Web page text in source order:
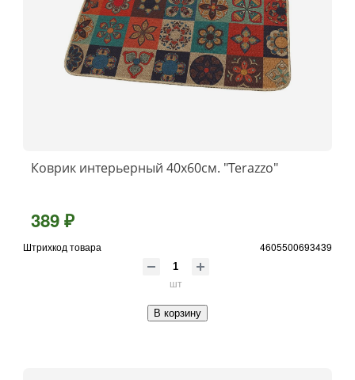
Коврик интерьерный 40х60см. "Terazzo"
389 ₽
Штрихкод товара 4605500693439
шт
В корзину